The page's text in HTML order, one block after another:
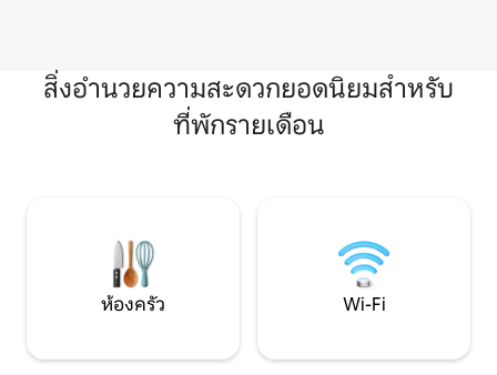
สิ่งอำนวยความสะดวกยอดนิยมสำหรับ
ที่พักรายเดือน
ห้องครัว Wi-Fi